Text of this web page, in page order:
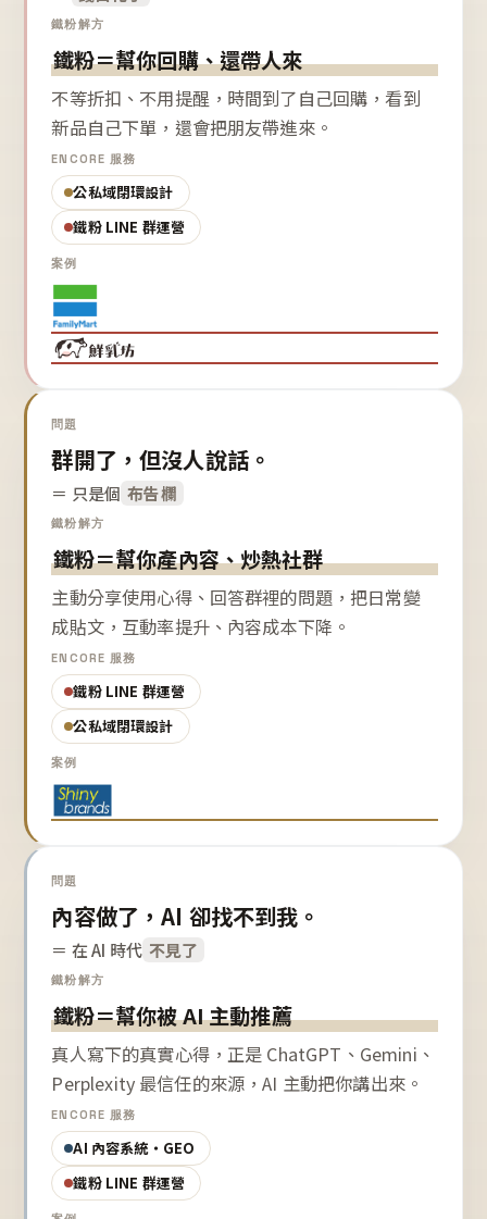
鐵粉解方
鐵粉＝幫你回購、還帶人來
不等折扣、不用提醒，時間到了自己回購，看到
新品自己下單，還會把朋友帶進來。
ENCORE 服務
公私域閉環設計
鐵粉 LINE 群運營
案例
問題
群開了，但沒人說話。
＝ 只是個 布告欄
鐵粉解方
鐵粉＝幫你產內容、炒熱社群
主動分享使用心得、回答群裡的問題，把日常變
成貼文，互動率提升、內容成本下降。
ENCORE 服務
鐵粉 LINE 群運營
公私域閉環設計
案例
問題
內容做了，AI 卻找不到我。
＝ 在 AI 時代 不見了
鐵粉解方
鐵粉＝幫你被 AI 主動推薦
真人寫下的真實心得，正是 ChatGPT、Gemini、
Perplexity 最信任的來源，AI 主動把你講出來。
ENCORE 服務
AI 內容系統・GEO
鐵粉 LINE 群運營